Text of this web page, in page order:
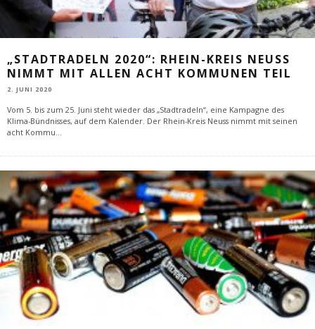
„STADTRADELN 2020“: RHEIN-KREIS NEUSS
NIMMT MIT ALLEN ACHT KOMMUNEN TEIL
2. JUNI 2020
Vom 5. bis zum 25. Juni steht wieder das „Stadtradeln“, eine Kampagne des
Klima-Bündnisses, auf dem Kalender. Der Rhein-Kreis Neuss nimmt mit seinen
acht Kommu...